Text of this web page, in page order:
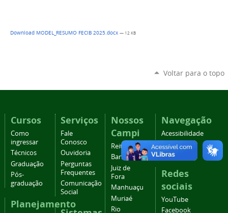
Download MODEL_RESUMO FECIB 2025.docx — 12 KB
Voltar para o topo
Cursos
Como
ingressar
Técnicos
Graduação
Pós-
graduação
Planejamento
Serviços
Fale
Conosco
Ouvidoria
Perguntas
Frequentes
Comunicação
Social
Nossos
Campi
Reitoria
Barbacena
Juiz de
Fora
Manhuaçu
Muriaé
Rio
Navegação
Acessibilidade
Mapa do
site
Redes
sociais
YouTube
Facebook